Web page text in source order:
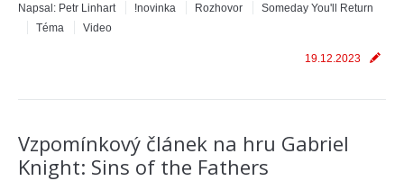
Napsal: Petr Linhart !novinka Rozhovor
Someday You'll Return
Téma
Video
19.12.2023
Vzpomínkový článek na hru Gabriel
Knight: Sins of the Fathers